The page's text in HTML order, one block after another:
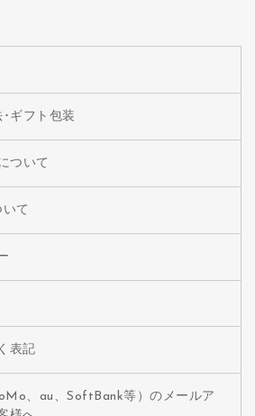
ギフト包装
ついて
て
表記
、au、SoftBank等）のメールア